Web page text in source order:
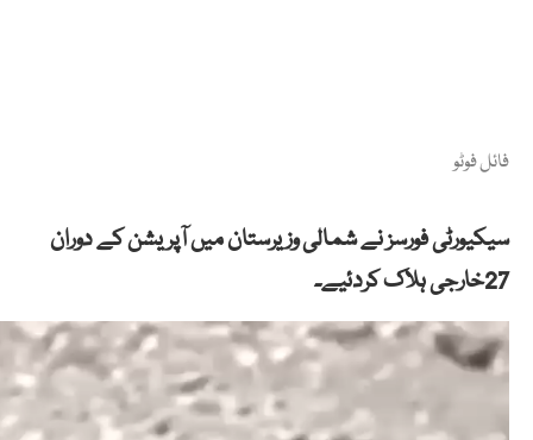
فائل فوٹو
سیکیورٹی فورسز نے شمالی وزیرستان میں آپریشن کے دوران
27خارجی ہلاک کردئیے۔